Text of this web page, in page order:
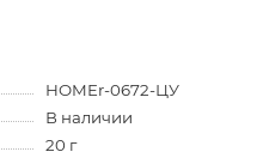
HOMEr-0672-ЦУ
В наличии
20 г